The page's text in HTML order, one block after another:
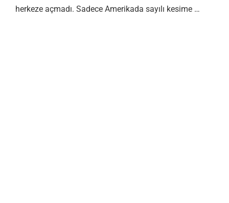
herkeze açmadı. Sadece Amerikada sayılı kesime …